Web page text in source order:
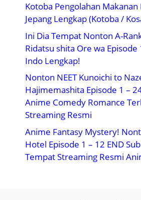
Kotoba Pengolahan Makanan
Jepang Lengkap (Kotoba /
Ini Dia Tempat Nonton A-
Ridatsu shita Ore wa Episode
Indo Lengkap!
Nonton NEET Kunoichi to
Hajimemashita Episode 1 –
Anime Comedy Romance
Streaming Resmi
Anime Fantasy Mystery!
Hotel Episode 1 – 12 END
Tempat Streaming Resmi